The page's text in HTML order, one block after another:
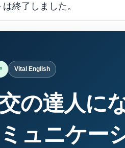
終了しました。
Vital English
の達人に
ュニケー